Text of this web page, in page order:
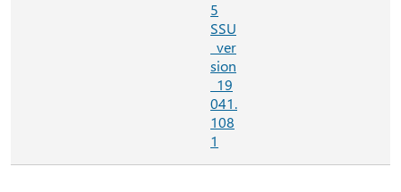
5
SSU
_ver
sion
_19
041.
108
1